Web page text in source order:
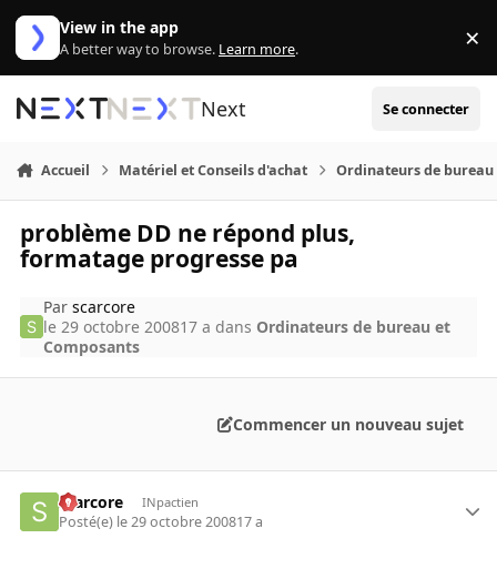
Aller au contenu
View in the app
A better way to browse. Learn more. ×
Next Se connecter
Accueil Matériel et Conseils d'achat Ordinateurs de bureau
problème DD ne répond plus,
formatage progresse pa
Parscarcore
le 29 octobre 200817 a dans Ordinateurs de bureau et
Composants
Commencer un nouveau sujet
scarcore INpactien
Posté(e) le 29 octobre 200817 a